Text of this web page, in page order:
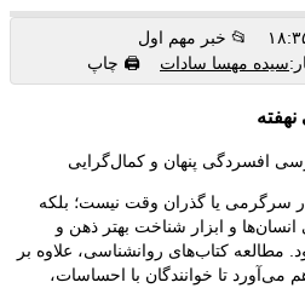
📂 خبر مهم اول
سیده مهسا سادات 🖨 چاپ
سرگرمی یا گذران وقت نیست؛ بلکه
و ابزار شناخت بهتر ذهن و
کتاب‌های روانشناسی، علاوه بر
تا خوانندگان با احساسات،